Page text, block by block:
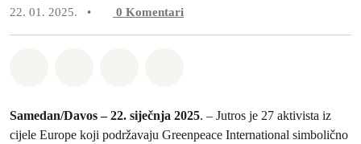
22. 01. 2025.
• 0 Komentari
Samedan/Davos – 22. siječnja 2025. – Jutros je 27 aktivista iz
cijele Europe koji podržavaju Greenpeace International simbolično